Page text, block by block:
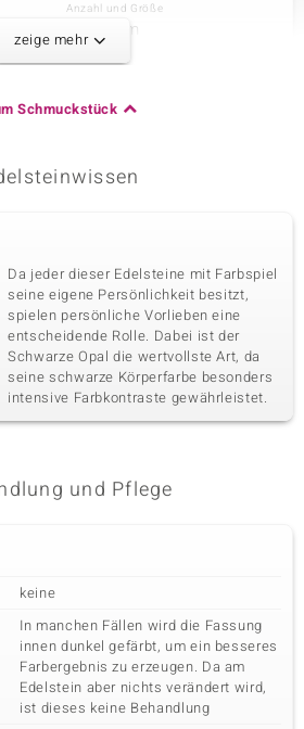
Anzahl und Größe
2 à 3 mm
Herkunft
Schliff
Rundschliff
Herkunft
Kambodscha
zeige mehr
Schmuckstück
Da jeder dieser Edelsteine mit Farbspiel
seine eigene Persönlichkeit besitzt,
spielen persönliche Vorlieben eine
entscheidende Rolle. Dabei ist der
Schwarze Opal die wertvollste Art, da
seine schwarze Körperfarbe besonders
intensive Farbkontraste gewährleistet.
und Pflege
keine
In manchen Fällen wird die Fassung
innen dunkel gefärbt, um ein besseres
Farbergebnis zu erzeugen. Da am
Edelstein aber nichts verändert wird,
ist dieses keine Behandlung